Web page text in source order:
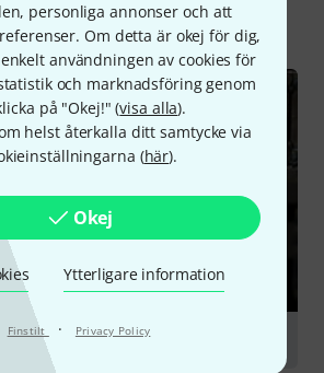
personliga annonser och att
Om detta är okej för dig,
användningen av cookies för
och marknadsföring genom
på "Okej!" (visa alla).
helst återkalla ditt samtycke via
(här).
Okej
Ytterligare information
Finstilt · Privacy Policy
Alla Onlineguide